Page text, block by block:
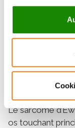
immunotherapy
Des
cancer
Le sarcome
os touchant